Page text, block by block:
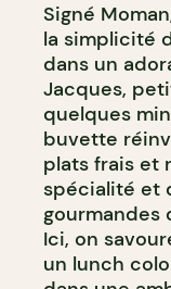
Signé
la simplicité
dans un
Jacques,
quelques
buvette
plats frais et
spécialité et
gourmandes
Ici, on
un lunch